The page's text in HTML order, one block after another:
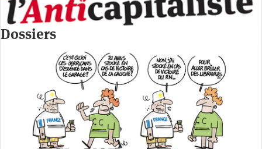
Dossiers